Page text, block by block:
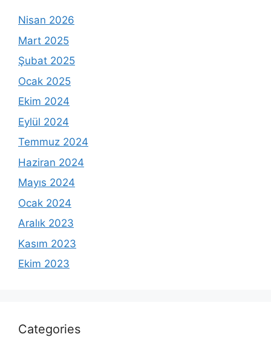
Nisan 2026
Mart 2025
Şubat 2025
Ocak 2025
Ekim 2024
Eylül 2024
Temmuz 2024
Haziran 2024
Mayıs 2024
Ocak 2024
Aralık 2023
Kasım 2023
Ekim 2023
Categories